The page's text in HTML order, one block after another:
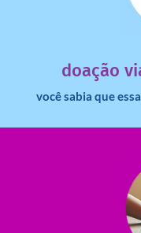
doação
você sabia que
imposto de
dinheiro